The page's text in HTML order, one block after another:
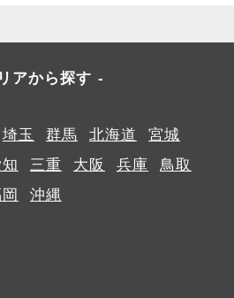
アから探す
埼玉 群馬 北海道
宮城
三重 大阪 兵庫
鳥取
沖縄